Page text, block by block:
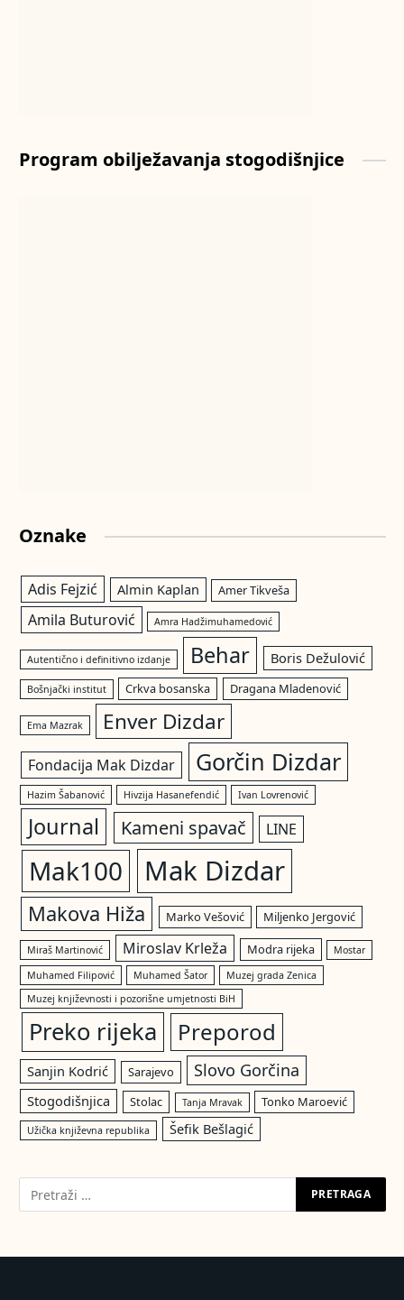
Program obilježavanja stogodišnjice
Oznake
Adis Fejzić Almin Kaplan Amer Tikveša
Amila Buturović Amra Hadžimuhamedović
Autentično i definitivno izdanje Behar Boris Dežulović
Bošnjački institut Crkva bosanska Dragana Mladenović
Ema Mazrak Enver Dizdar
Fondacija Mak Dizdar Gorčin Dizdar
Hazim Šabanović Hivzija Hasanefendić Ivan Lovrenović
Journal Kameni spavač LINE
Mak100 Mak Dizdar
Makova Hiža Marko Vešović Miljenko Jergović
Miraš Martinović Miroslav Krleža Modra rijeka
Mostar
Muhamed Filipović
Muhamed Šator
Muzej grada Zenica
Muzej književnosti i pozorišne umjetnosti BiH
Preko rijeka Preporod
Sanjin Kodrić Sarajevo Slovo Gorčina
Stogodišnjica Stolac Tanja Mravak Tonko Maroević
Užička književna republika Šefik Bešlagić